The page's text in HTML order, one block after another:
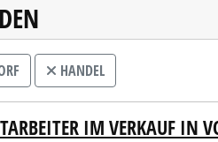
HANDEL
GmbH
IM VERKAUF IN